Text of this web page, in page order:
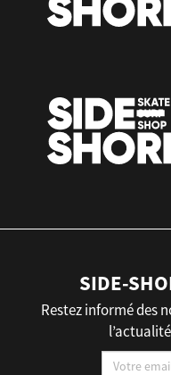
SIDE-
Restez informé des